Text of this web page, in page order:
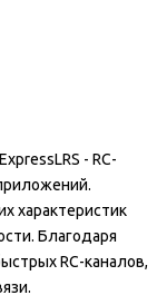
- RC-
характеристик
Благодаря
RC-каналов,